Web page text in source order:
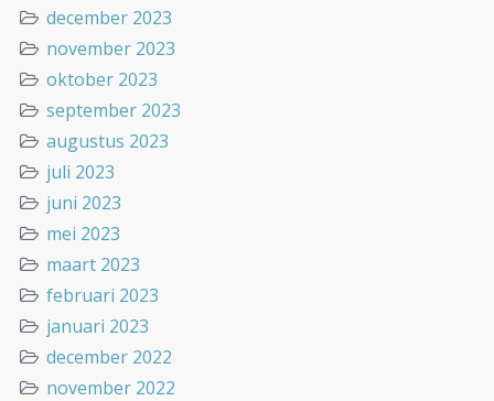
december 2023
november 2023
oktober 2023
september 2023
augustus 2023
juli 2023
juni 2023
mei 2023
maart 2023
februari 2023
januari 2023
december 2022
november 2022